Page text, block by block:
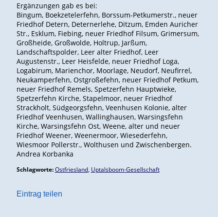
Ergänzungen gab es bei:
Bingum, Boekzetelerfehn, Borssum-Petkumerstr., neuer
Friedhof Detern, Deternerlehe, Ditzum, Emden Auricher
Str., Esklum, Fiebing, neuer Friedhof Filsum, Grimersum,
Großheide, Großwolde, Holtrup, Jarßum,
Landschaftspolder, Leer alter Friedhof, Leer
Augustenstr., Leer Heisfelde, neuer Friedhof Loga,
Logabirum, Marienchor, Moorlage, Neudorf, Neufirrel,
Neukamperfehn, Ostgroßefehn, neuer Friedhof Petkum,
neuer Friedhof Remels, Spetzerfehn Hauptwieke,
Spetzerfehn Kirche, Stapelmoor, neuer Friedhof
Strackholt, Südgeorgsfehn, Veenhusen Kolonie, alter
Friedhof Veenhusen, Wallinghausen, Warsingsfehn
Kirche, Warsingsfehn Ost, Weene, alter und neuer
Friedhof Weener, Weenermoor, Wiesederfehn,
Wiesmoor Pollerstr., Wolthusen und Zwischenbergen.
Andrea Korbanka
Schlagworte: Ostfriesland, Uptalsboom-Gesellschaft
Eintrag teilen